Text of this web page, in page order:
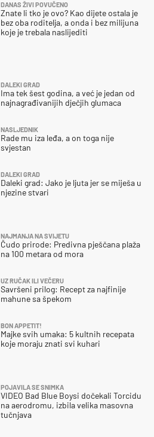
DANAS ŽIVI POVUČENO
Znate li tko je ovo? Kao dijete ostala je
bez oba roditelja, a onda i bez milijuna
koje je trebala naslijediti
POJAVILA SE SNIMKA
VIDEO Bad Blue Boysi dočekali Torcidu
na aerodromu, izbila velika masovna
tučnjava
DALEKI GRAD
Ima tek šest godina, a već je jedan od
najnagrađivanijih dječjih glumaca
NASLJEDNIK
Rade mu iza leđa, a on toga nije
svjestan
DALEKI GRAD
Daleki grad: Jako je ljuta jer se miješa u
njezine stvari
NAJMANJA NA SVIJETU
Čudo prirode: Predivna pješčana plaža
na 100 metara od mora
UZ RUČAK ILI VEČERU
Savršeni prilog: Recept za najfinije
mahune sa špekom
BON APPETIT!
Majke svih umaka: 5 kultnih recepata
koje moraju znati svi kuhari